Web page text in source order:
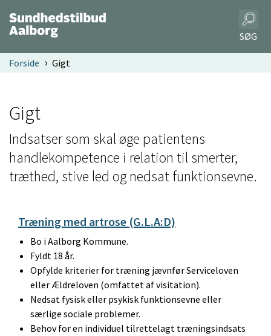
SØG
Forside Gigt
Gigt
Indsatser som skal øge patientens
handlekompetence i relation til smerter,
træthed, stive led og nedsat funktionsevne.
Træning med artrose (G.L.A:D)
Bo i Aalborg Kommune.
Fyldt 18 år.
Opfylde kriterier for træning jævnfør Serviceloven
eller Ældreloven (omfattet af visitation).
Nedsat fysisk eller psykisk funktionsevne eller
særlige sociale problemer.
Behov for en individuel tilrettelagt træningsindsats